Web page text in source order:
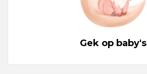
Gek op baby's